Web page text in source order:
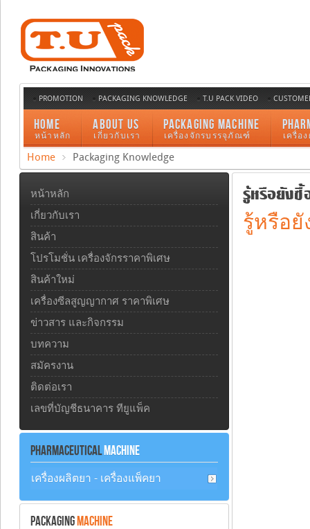
PROMOTION PACKAGING KNOWLEDGE T.U PACK VIDEO
HOME
หน้าหลัก
ABOUT US
เกี่ยวกับเรา
PACKAGING MACHINE
เครื่องจักรบรรจุภัณฑ์ เครื่อ
Home Packaging Knowledge
รู้หรือยังซื้
รู้หรือยั
หน้าหลัก
เกี่ยวกับเรา
สินค้า
โปรโมชั่น เครื่องจักรราคาพิเศษ
สินค้าใหม่
เครื่องซีลสูญญากาศ ราคาพิเศษ
ข่าวสาร และกิจกรรม
บทความ
สมัครงาน
ติดต่อเรา
เลขที่บัญชีธนาคาร ทียูแพ็ค
PHARMACEUTICALMACHINE
เครื่องผลิตยา - เครื่องแพ็คยา
PACKAGING MACHINE